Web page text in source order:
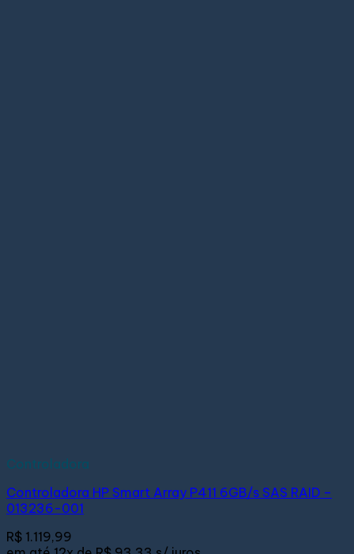
Controladora
Controladora HP Smart Array P411 6GB/s SAS RAID –
013236-001
R$ 1.119,99